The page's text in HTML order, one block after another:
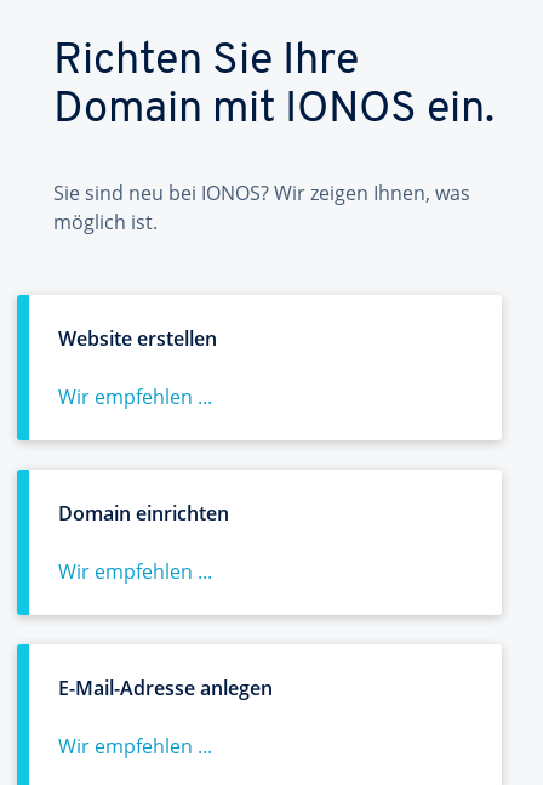
Richten Sie Ihre
Domain mit IONOS ein.
Sie sind neu bei IONOS? Wir zeigen Ihnen, was
möglich ist.
Website erstellen
Wir empfehlen ...
Domain einrichten
Wir empfehlen ...
E-Mail-Adresse anlegen
Wir empfehlen ...